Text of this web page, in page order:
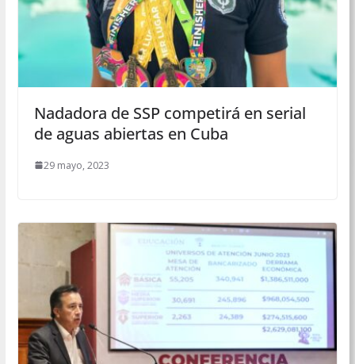
Nadadora de SSP competirá en serial
de aguas abiertas en Cuba
29 mayo, 2023